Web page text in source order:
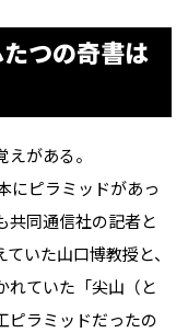
たつの奇書は
がある。
にピラミッドがあっ
共同通信社の記者と
いた山口博教授と、
れていた「尖山（と
ピラミッドだったの